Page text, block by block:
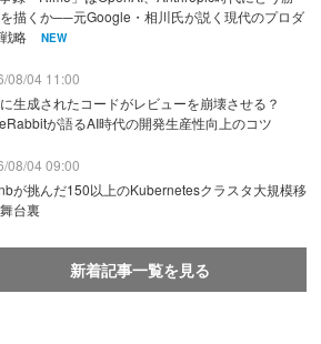
描くか──元Google・相川氏が説く現代のプロダ
略
NEW
08/04 11:00
生成されたコードがレビューを崩壊させる？
が語るAI時代の開発生産性向上のコツ
08/04 09:00
が挑んだ150以上のKubernetesクラスタ大規模移
台裏
新着記事一覧を見る